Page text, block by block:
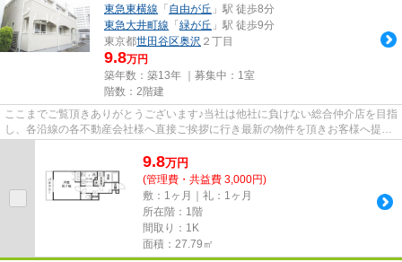
東急東横線 「 自由が丘 」駅 徒歩8分
東急大井町線 「 緑が丘 」駅 徒歩9分
東京都世田谷区奥沢 ２丁目
9.8万円
築年数：築13年 ｜募集中： 1室
階数：2階建
ここまでご覧頂きありがとうございます♪当社は他社に負けない総合仲介店を目指
し、各沿線の各不動産会社様へ直接ご挨拶に行き最新の物件を頂きお客様へ提供
9.8万円
(管理費・共益費 3,000円)
敷：1ヶ月｜礼：1ヶ月
所在階：1階
間取り：1K
面積：27.79㎡